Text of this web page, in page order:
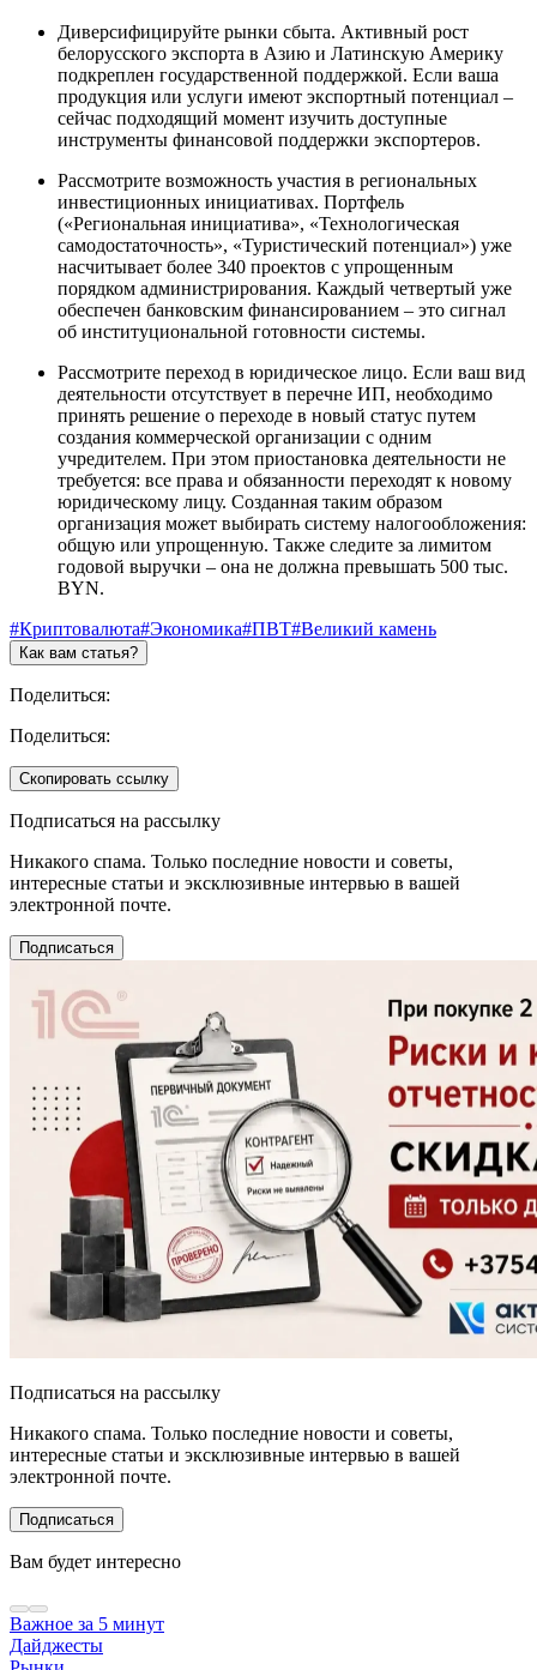
Диверсифицируйте рынки сбыта. Активный рост
белорусского экспорта в Азию и Латинскую Америку
подкреплен государственной поддержкой. Если ваша
продукция или услуги имеют экспортный потенциал –
сейчас подходящий момент изучить доступные
инструменты финансовой поддержки экспортеров.
Рассмотрите возможность участия в региональных
инвестиционных инициативах. Портфель
(«Региональная инициатива», «Технологическая
самодостаточность», «Туристический потенциал») уже
насчитывает более 340 проектов с упрощенным
порядком администрирования. Каждый четвертый уже
обеспечен банковским финансированием – это сигнал
об институциональной готовности системы.
Рассмотрите переход в юридическое лицо. Если ваш вид
деятельности отсутствует в перечне ИП, необходимо
принять решение о переходе в новый статус путем
создания коммерческой организации с одним
учредителем. При этом приостановка деятельности не
требуется: все права и обязанности переходят к новому
юридическому лицу. Созданная таким образом
организация может выбирать систему налогообложения:
общую или упрощенную. Также следите за лимитом
годовой выручки – она не должна превышать 500 тыс.
BYN.
#Криптовалюта#Экономика#ПВТ#Великий камень
Как вам статья?
Поделиться:
Поделиться:
Скопировать ссылку
Подписаться на рассылку
Никакого спама. Только последние новости и советы,
интересные статьи и эксклюзивные интервью в вашей
электронной почте.
Подписаться
Подписаться на рассылку
Никакого спама. Только последние новости и советы,
интересные статьи и эксклюзивные интервью в вашей
электронной почте.
Подписаться
Вам будет интересно
Важное за 5 минут
Дайджесты